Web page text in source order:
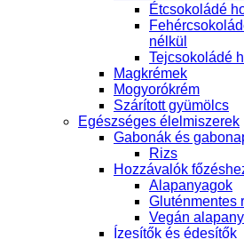
Étcsokoládé
nélkül
Tejcsokoládé
Magkrémek
Mogyorókrém
Szárított gyümölcs
Egészséges élelmiszerek
Gabonák és
Rizs
Hozzávalók
Alapanyagok
Gluténmentes
Vegán
Ízesítők és édesítők